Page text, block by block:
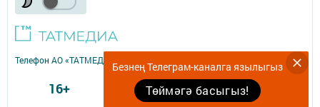
Безнең Телеграм-каналга язылыгыз
Төймәгә басыгыз!
Телефон АО «ТАТМЕДИА»:
16+